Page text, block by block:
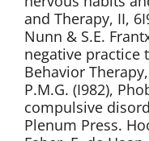
and Therapy, II,
Nunn & S.E.
negative practice
Behavior
P.M.G. (I982),
compulsive
Plenum Press.